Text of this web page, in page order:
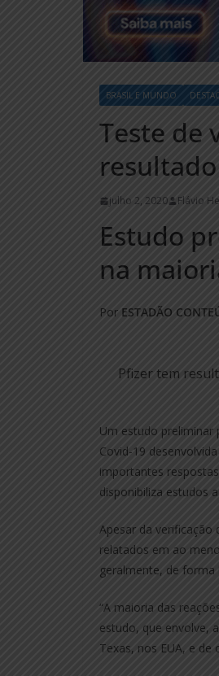
BRASIL E MUNDO
Teste de
julho 2, 2020 Flávio
Estudo
na
Por ESTADÃO
Pfizer tem
Um estudo preliminar
Covid-19
importantes
disponibiliza estudos
Apesar da
relatados em ao
geralmente, de forma
“A maioria das
estudo, que envolve,
Texas, nos EUA, e de